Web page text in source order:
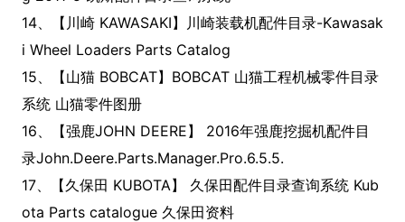
14、【川崎 KAWASAKI】川崎装载机配件目录-Kawasak
i Wheel Loaders Parts Catalog
15、【山猫 BOBCAT】BOBCAT 山猫工程机械零件目录
系统 山猫零件图册
16、【强鹿JOHN DEERE】 2016年强鹿挖掘机配件目
录John.Deere.Parts.Manager.Pro.6.5.5.
17、【久保田 KUBOTA】 久保田配件目录查询系统 Kub
ota Parts catalogue 久保田资料